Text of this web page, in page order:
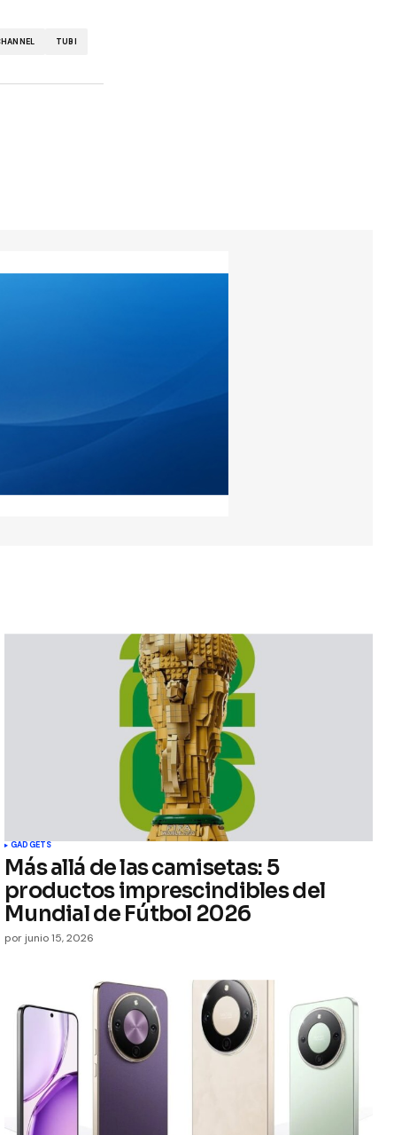
TUBI
GADGETS
Más allá de las camisetas: 5
productos imprescindibles del
Mundial de Fútbol 2026
por junio 15, 2026